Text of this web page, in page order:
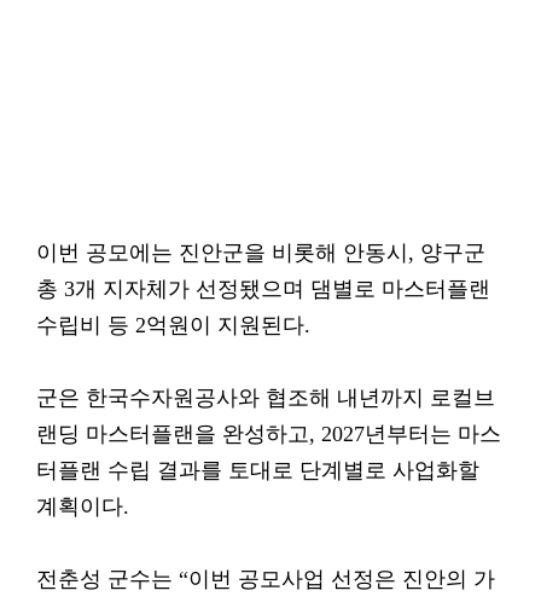
이번 공모에는 진안군을 비롯해 안동시, 양구군
총 3개 지자체가 선정됐으며 댐별로 마스터플랜
수립비 등 2억원이 지원된다.
군은 한국수자원공사와 협조해 내년까지 로컬브
랜딩 마스터플랜을 완성하고, 2027년부터는 마스
터플랜 수립 결과를 토대로 단계별로 사업화할
계획이다.
전춘성 군수는 “이번 공모사업 선정은 진안의 가